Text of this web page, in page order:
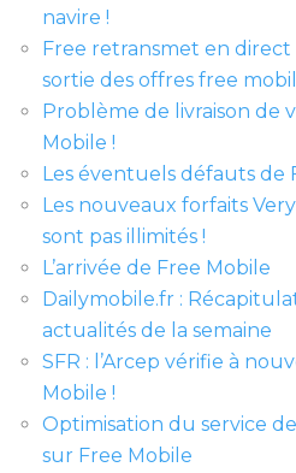
navire !
Free retransmet en
sortie des offres free
Problème de livraison de
Mobile !
Les éventuels défauts de
Les nouveaux forfaits
sont pas illimités !
L’arrivée de Free Mobile
Dailymobile.fr :
actualités de la semaine
SFR : l’Arcep vérifie à
Mobile !
Optimisation du service
sur Free Mobile